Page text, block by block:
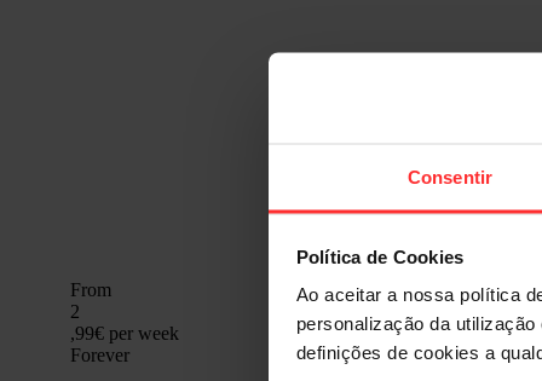
Consentir
Política de Cookies
Ao aceitar a nossa política
personalização da
definições de cookies a
YOU TRAIN
From
2
,99€ per week
Forever